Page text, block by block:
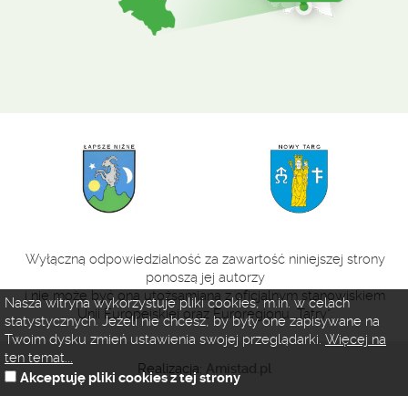
Wyłączną odpowiedzialność za zawartość niniejszej strony
ponoszą jej autorzy
i nie może być ona utożsamiana z oficjalnym stanowiskiem
Unii Europejskiej oraz Euroregionu „Tatry”.
Realizacja: Amistad.pl
Nasza witryna wykorzystuje pliki cookies, m.in. w celach
statystycznych. Jeżeli nie chcesz, by były one zapisywane na
Twoim dysku zmień ustawienia swojej przeglądarki. Więcej na
ten temat...
Akceptuję pliki cookies z tej strony